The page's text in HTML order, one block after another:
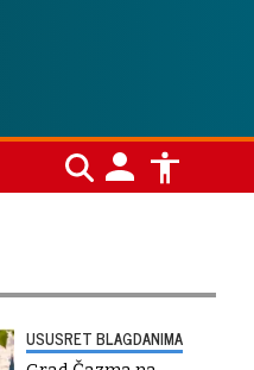
USUSRET BLAGDANIMA